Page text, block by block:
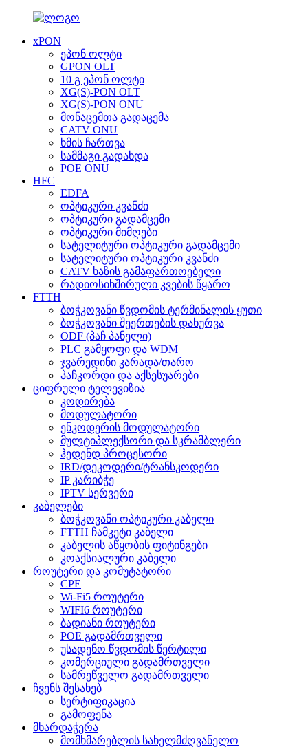
xPON
ეპონ ოლტი
GPON OLT
10 გ ეპონ ოლტი
XG(S)-PON OLT
XG(S)-PON ONU
მონაცემთა გადაცემა
CATV ONU
ხმის ჩართვა
სამმაგი გადახდა
POE ONU
HFC
EDFA
ოპტიკური კვანძი
ოპტიკური გადამცემი
ოპტიკური მიმღები
სატელიტური ოპტიკური გადამცემი
სატელიტური ოპტიკური კვანძი
CATV ხაზის გამაფართოებელი
რადიოსიხშირული კვების წყარო
FTTH
ბოჭკოვანი წვდომის ტერმინალის ყუთი
ბოჭკოვანი შეერთების დახურვა
ODF (პაჩ პანელი)
PLC გამყოფი და WDM
ჯვარედინი კარადა/თარო
პაჩკორდი და აქსესუარები
ციფრული ტელევიზია
კოდირება
მოდულატორი
ენკოდერის მოდულატორი
მულტიპლექსორი და სკრამბლერი
ჰედენდ პროცესორი
IRD/დეკოდერი/ტრანსკოდერი
IP კარიბჭე
IPTV სერვერი
კაბელები
ბოჭკოვანი ოპტიკური კაბელი
FTTH ჩამკეტი კაბელი
კაბელის აწყობის ფიტინგები
კოაქსიალური კაბელი
როუტერი და კომუტატორი
CPE
Wi-Fi5 როუტერი
WIFI6 როუტერი
ბადიანი როუტერი
POE გადამრთველი
უსადენო წვდომის წერტილი
კომერციული გადამრთველი
სამრეწველო გადამრთველი
ჩვენს შესახებ
სერტიფიკაცია
გამოფენა
მხარდაჭერა
მომხმარებლის სახელმძღვანელო